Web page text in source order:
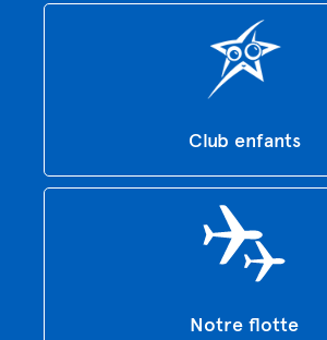
Club enfants
Notre flotte